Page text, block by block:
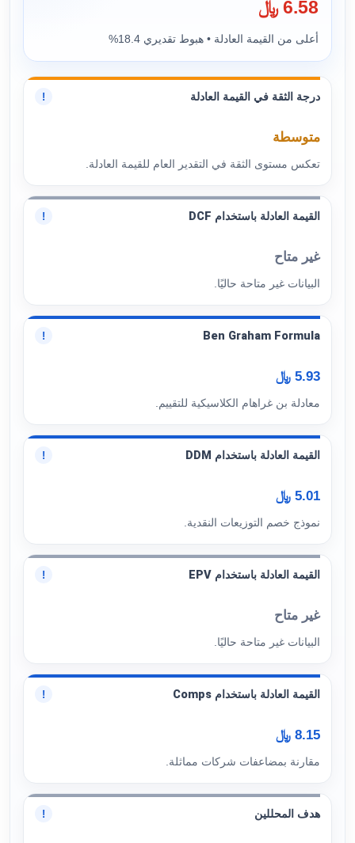
6.58 ﷼
أعلى من القيمة العادلة • هبوط تقديري 18.4%
درجة الثقة في القيمة العادلة !
متوسطة
تعكس مستوى الثقة في التقدير العام للقيمة العادلة.
القيمة العادلة باستخدام DCF !
غير متاح
البيانات غير متاحة حاليًا.
Ben Graham Formula
!
5.93 ﷼
معادلة بن غراهام الكلاسيكية للتقييم.
القيمة العادلة باستخدام DDM !
5.01 ﷼
نموذج خصم التوزيعات النقدية.
القيمة العادلة باستخدام EPV !
غير متاح
البيانات غير متاحة حاليًا.
القيمة العادلة باستخدام Comps !
8.15 ﷼
مقارنة بمضاعفات شركات مماثلة.
هدف المحللين !